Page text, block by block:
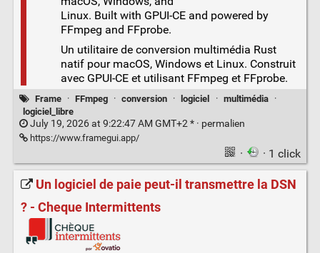
Linux. Built with GPUI-CE and powered by
FFmpeg and FFprobe.
Un utilitaire de conversion multimédia Rust
natif pour macOS, Windows et Linux. Construit
avec GPUI-CE et utilisant FFmpeg et FFprobe.
Frame · FFmpeg · conversion · logiciel · multimédia
·
logiciel_libre
July 19, 2026 at 9:22:47 AM GMT+2 * · permalien
https://www.framegui.app/
· · 1 click
Un logiciel de paie peut-il transmettre la DSN
? - Cheque Intermittents